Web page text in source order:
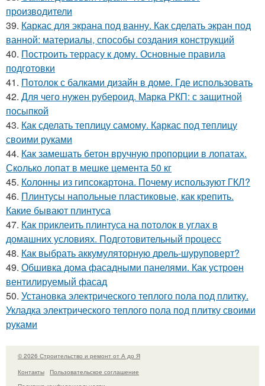
производители
39. Каркас для экрана под ванну. Как сделать экран под
ванной: материалы, способы создания конструкций
40. Построить террасу к дому. Основные правила
подготовки
41. Потолок с балками дизайн в доме. Где использовать
42. Для чего нужен рубероид. Марка РКП: с защитной
посыпкой
43. Как сделать теплицу самому. Каркас под теплицу
своими руками
44. Как замешать бетон вручную пропорции в лопатах.
Сколько лопат в мешке цемента 50 кг
45. Колонны из гипсокартона. Почему используют ГКЛ?
46. Плинтусы напольные пластиковые, как крепить.
Какие бывают плинтуса
47. Как приклеить плинтуса на потолок в углах в
домашних условиях. Подготовительный процесс
48. Как выбрать аккумуляторную дрель-шуруповерт?
49. Обшивка дома фасадными панелями. Как устроен
вентилируемый фасад
50. Установка электрического теплого пола под плитку.
Укладка электрического теплого пола под плитку своими
руками
© 2026 Строительство и ремонт от А до Я
Контакты
Пользовательское соглашение